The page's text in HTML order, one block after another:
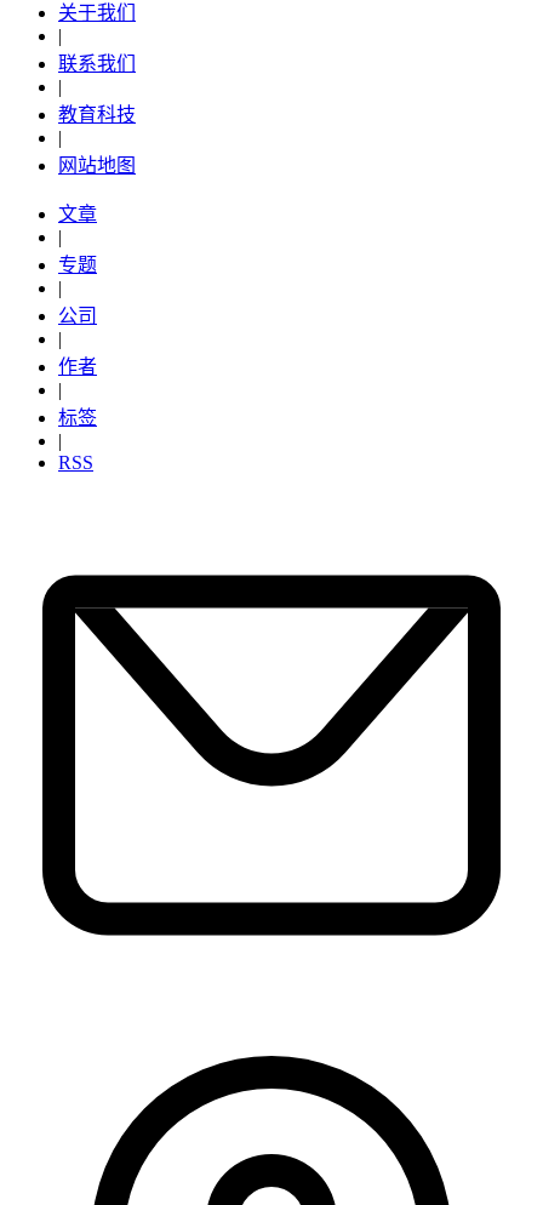
关于我们
|
联系我们
|
教育科技
|
网站地图
文章
|
专题
|
公司
|
作者
|
标签
|
RSS